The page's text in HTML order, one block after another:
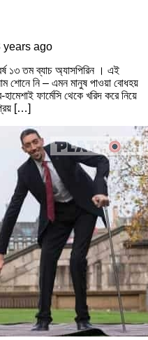
years ago
১৩ তম ব্যাচ অ্যাসপিরিন । এই
শোনে নি – এমন মানুষ পাওয়া বোধহয়
ফার্মেসি থেকে খরিদ করে নিয়ে
[…]